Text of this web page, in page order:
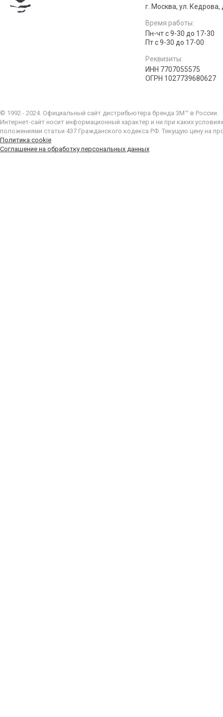
г. Москва, ул. Кедрова,
Время работы:
Пн-чт с 9-30 до 17-30
Пт с 9-30 до 17-00
Реквизиты:
ИНН 7707055575
ОГРН 1027739680627
© 1992 - 2024. Официальный сайт дистрибьютера бренда 3M™ в России.
Интернет-сайт носит информационный характер и ни при каких
положениями статьи 437 Гражданского кодекса РФ. Текущую цену на
Политика cookie
Соглашение на обработку персональных данных